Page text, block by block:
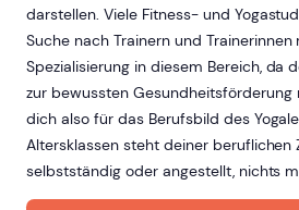
darstellen. Viele Fitness- und
Suche nach Trainern und Trainerinnen
Spezialisierung in diesem Bereich, da
zur bewussten Gesundheitsförderung
dich also für das Berufsbild des
Altersklassen steht deiner beruflichen
selbstständig oder angestellt, nichts